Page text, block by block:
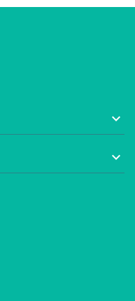

